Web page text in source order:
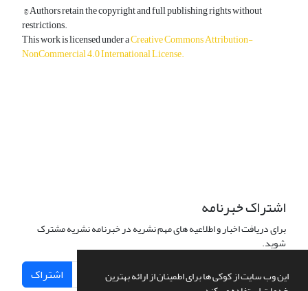
این وب سایت از کوکی ها برای اطمینان از ارائه بهترین
© Authors retain the copyright and full publishing rights without
restrictions.
This work is licensed under aCreative Commons Attribution-
NonCommercial 4.0 International License.
اشتراک خبرنامه
برای دریافت اخبار و اطلاعیه های مهم نشریه در خبرنامه نشریه مشترک
شوید.
اشتراک